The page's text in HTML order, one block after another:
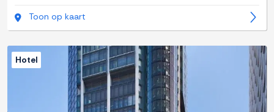
Toon op kaart
Hotel